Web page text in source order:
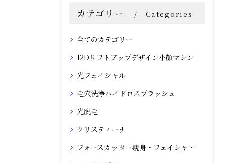
カテゴリー Categories
全てのカテゴリー
12Dリフトアップデザイン小顔マシン
光フェイシャル
毛穴洗浄ハイドロスプラッシュ
光脱毛
クリスティーナ
フォースカッター痩身・フェイシャルマシン